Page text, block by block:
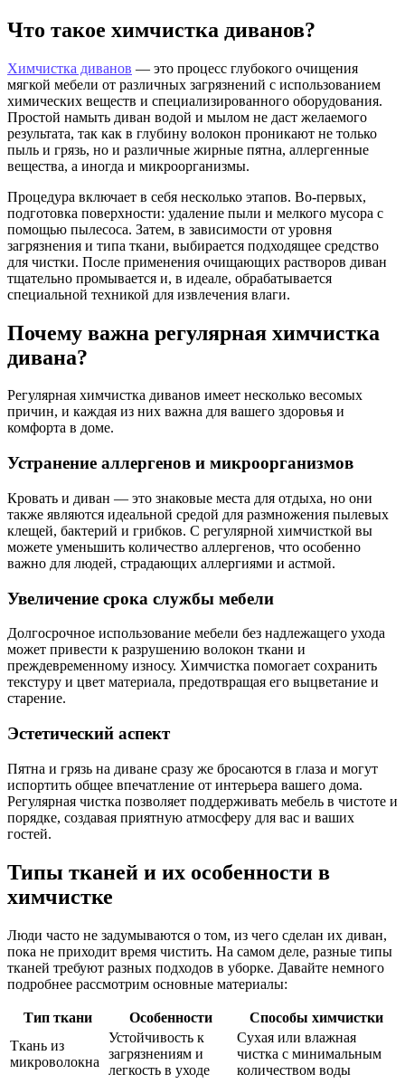
Что такое химчистка диванов?
Химчистка диванов — это процесс глубокого очищения
мягкой мебели от различных загрязнений с использованием
химических веществ и специализированного оборудования.
Простой намыть диван водой и мылом не даст желаемого
результата, так как в глубину волокон проникают не только
пыль и грязь, но и различные жирные пятна, аллергенные
вещества, а иногда и микроорганизмы.
Процедура включает в себя несколько этапов. Во-первых,
подготовка поверхности: удаление пыли и мелкого мусора с
помощью пылесоса. Затем, в зависимости от уровня
загрязнения и типа ткани, выбирается подходящее средство
для чистки. После применения очищающих растворов диван
тщательно промывается и, в идеале, обрабатывается
специальной техникой для извлечения влаги.
Почему важна регулярная химчистка
дивана?
Регулярная химчистка диванов имеет несколько весомых
причин, и каждая из них важна для вашего здоровья и
комфорта в доме.
Устранение аллергенов и микроорганизмов
Кровать и диван — это знаковые места для отдыха, но они
также являются идеальной средой для размножения пылевых
клещей, бактерий и грибков. С регулярной химчисткой вы
можете уменьшить количество аллергенов, что особенно
важно для людей, страдающих аллергиями и астмой.
Увеличение срока службы мебели
Долгосрочное использование мебели без надлежащего ухода
может привести к разрушению волокон ткани и
преждевременному износу. Химчистка помогает сохранить
текстуру и цвет материала, предотвращая его выцветание и
старение.
Эстетический аспект
Пятна и грязь на диване сразу же бросаются в глаза и могут
испортить общее впечатление от интерьера вашего дома.
Регулярная чистка позволяет поддерживать мебель в чистоте и
порядке, создавая приятную атмосферу для вас и ваших
гостей.
Типы тканей и их особенности в
химчистке
Люди часто не задумываются о том, из чего сделан их диван,
пока не приходит время чистить. На самом деле, разные типы
тканей требуют разных подходов в уборке. Давайте немного
подробнее рассмотрим основные материалы:
Тип ткани Особенности
Способы химчистки
Ткань из
микроволокна
Устойчивость к
загрязнениям и
легкость в уходе
Сухая или влажная
чистка с минимальным
количеством воды